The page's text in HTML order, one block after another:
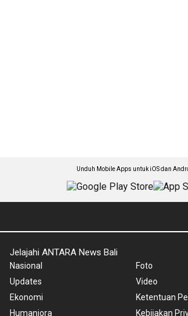
Unduh Mobile Apps untuk iOS dan
Jelajahi ANTARA News Bali
Nasional
Updates
Ekonomi
Humaniora
Foto
Video
Ketentuan
Kebijakan